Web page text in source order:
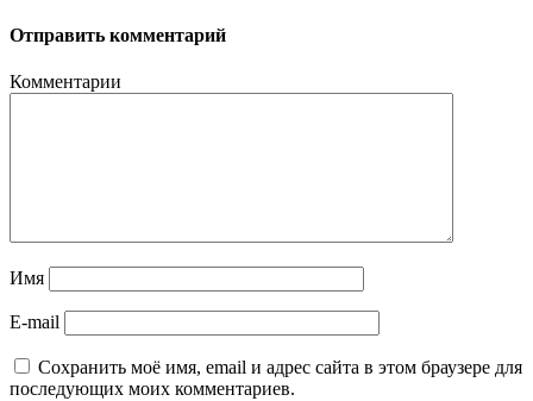
Отправить комментарий
Комментарии
Имя
E-mail
Сохранить моё имя, email и адрес сайта в этом браузере для
последующих моих комментариев.